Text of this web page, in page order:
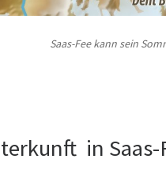
Saas-Fee kann sein
in Saas-